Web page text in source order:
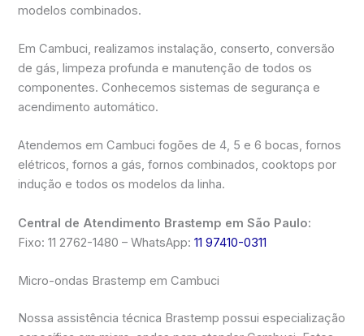
modelos combinados.
Em Cambuci, realizamos instalação, conserto, conversão
de gás, limpeza profunda e manutenção de todos os
componentes. Conhecemos sistemas de segurança e
acendimento automático.
Atendemos em Cambuci fogões de 4, 5 e 6 bocas, fornos
elétricos, fornos a gás, fornos combinados, cooktops por
indução e todos os modelos da linha.
Central de Atendimento Brastemp em São Paulo:
Fixo: 11 2762-1480 – WhatsApp:11 97410-0311
Micro-ondas Brastemp em Cambuci
Nossa assistência técnica Brastemp possui especialização